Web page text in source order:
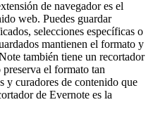
de navegador es el
web. Puedes guardar
selecciones específicas o
mantienen el formato y
también tiene un recortador
el formato tan
y curadores de contenido que
de Evernote es la